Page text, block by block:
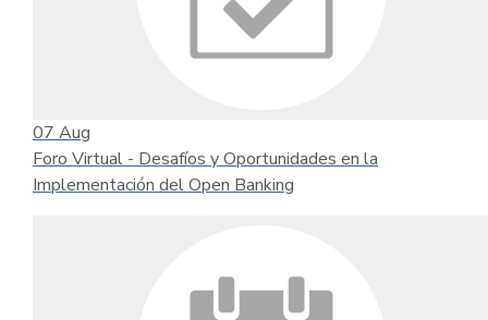
07 Aug
Foro Virtual - Desafíos y Oportunidades en la
Implementación del Open Banking